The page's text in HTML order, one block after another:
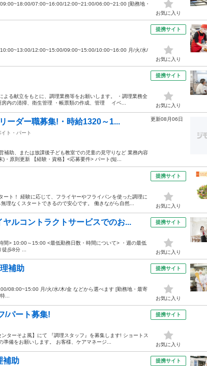
07:00~16:00/12:00~21:00/06:00~21:00 [勤務地・
お気に入り
12:00~15:00/09:00~15:00/10:00~16:00 月/火/水/
提携サイト
お気に入り
る献立をもとに、調理業務等をお願いします。 ・調理業務全
内の清掃、衛生管理 ・帳票類の作成、管理 イベ...
提携サイト
お気に入り
ーダー職募集!・時給1320～1...
イト・パート
補助、または放課後子ども教室での児童の見守りなど 業務内容
原則更新 【経験・資格】<応募要件> パート(短...
更新08月06日
ート！ 経験に応じて、フライヤーやフライパンを使った調理に
理なくスタートできるので安心です。 働きながら自然...
提携サイト
お気に入り
ルコントラクトサービスでのお...
間> 10:00～15:00 <最低勤務日数・時間について> ・週の最低
歩8分 ...
提携サイト
お気に入り
補助
08:00~15:00 月/火/水/木/金 などから選べます [勤務地・最寄
...
提携サイト
お気に入り
/パート募集!
ターそよ風】にて 『調理スタッフ』を募集します! ショートス
備をお願いします。 お客様、ケアマネージ...
提携サイト
お気に入り
補助 提携サイト